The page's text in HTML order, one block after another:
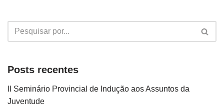
Posts recentes
II Seminário Provincial de Indução aos Assuntos da
Juventude